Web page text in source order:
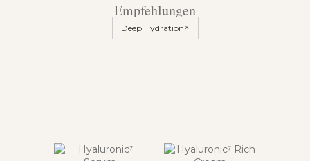
Empfehlungen
Deep Hydration×